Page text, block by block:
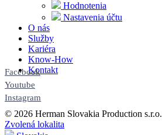
Hodnotenia
Nastavenia účtu
O nás
Služby
Kariéra
Know-How
Kontakt
Facebook
Youtube
Instagram
© 2026 Herman Slovakia Production s.r.o.
Zvolená lokalita